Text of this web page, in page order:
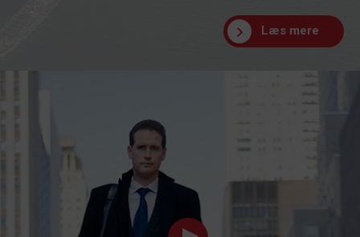
Læs mere